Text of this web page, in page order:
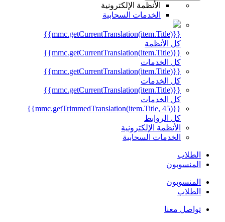
الأنظمة الإلكترونية
الخدمات السحابية
{{mmc.getCurrentTranslation(item.Title)}}
كل الأنظمة
{{mmc.getCurrentTranslation(item.Title)}}
كل الخدمات
{{mmc.getCurrentTranslation(item.Title)}}
كل الخدمات
{{mmc.getCurrentTranslation(item.Title)}}
كل الخدمات
{{mmc.getTrimmedTranslation(item.Title, 45)}}
كل الروابط
الأنظمة الإلكترونية
الخدمات السحابية
الطلاب
المنسوبون
المنسوبون
الطلاب
تواصل معنا